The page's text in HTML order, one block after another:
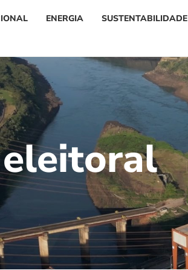
ENERGIA SUSTENTABILIDADE
eleitoral